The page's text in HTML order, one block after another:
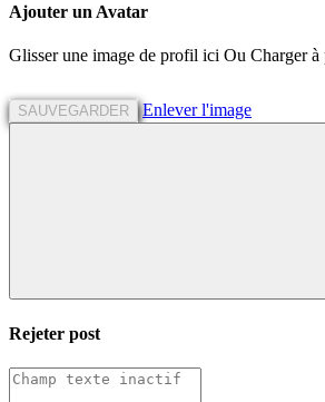
Ajouter un Avatar
Glisser une image de profil ici Ou Charger à
SAUVEGARDER Enlever l'image
Rejeter post